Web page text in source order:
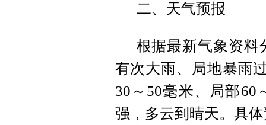
二、天气预报
根据最新气象资料
有次大雨、局地暴雨
30～50毫米、局部60
强，多云到 晴天。具